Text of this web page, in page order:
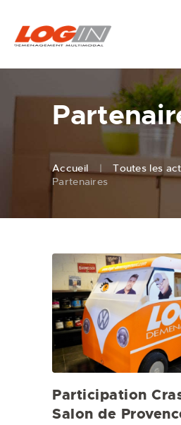
Accueil
Toutes les
Partenaires
Participation
Salon de